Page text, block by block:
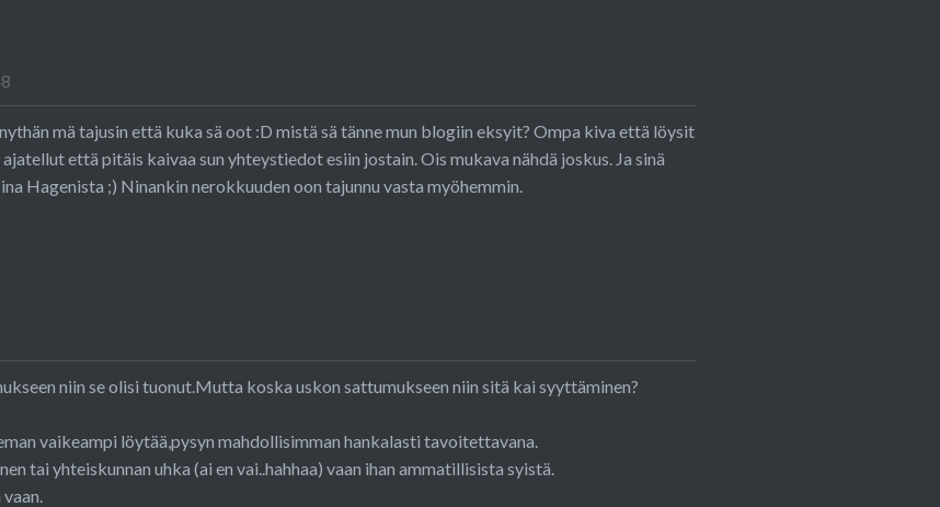
mä tajusin että kuka sä oot :D mistä sä tänne mun blogiin eksyit? Ompa kiva että löysit
että pitäis kaivaa sun yhteystiedot esiin jostain. Ois mukava nähdä joskus. Ja sinä
Hagenista ;) Ninankin nerokkuuden oon tajunnu vasta myöhemmin.
niin se olisi tuonut.Mutta koska uskon sattumukseen niin sitä kai syyttäminen?
vaikeampi löytää,pysyn mahdollisimman hankalasti tavoitettavana.
tai yhteiskunnan uhka (ai en vai..hahhaa) vaan ihan ammatillisista syistä.